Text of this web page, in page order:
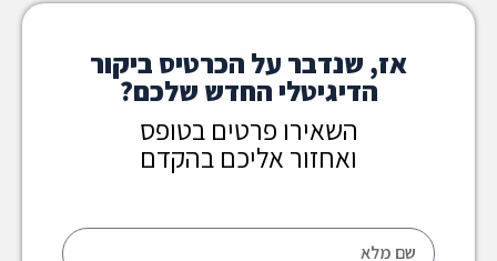
אז, שנדבר על הכרטיס ביקור
הדיגיטלי החדש שלכם?
השאירו פרטים בטופס
ואחזור אליכם בהקדם